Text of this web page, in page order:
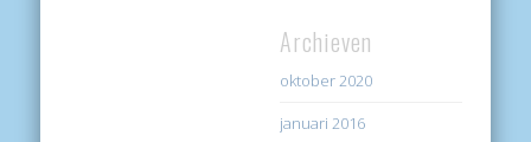
Archieven
oktober 2020
januari 2016